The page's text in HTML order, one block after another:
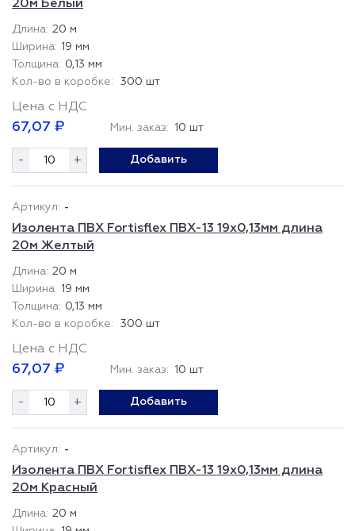
20м Белый
20 м
19 мм
0,13 мм
300 шт
Цена с НДС
67,07 ₽ Мин. заказ: 10 шт
- + Добавить
-
Изолента ПВХ Fortisflex ПВХ-13 19x0,13мм длина
20м Желтый
20 м
19 мм
0,13 мм
300 шт
Цена с НДС
67,07 ₽ Мин. заказ: 10 шт
- + Добавить
-
Изолента ПВХ Fortisflex ПВХ-13 19x0,13мм длина
20м Красный
20 м